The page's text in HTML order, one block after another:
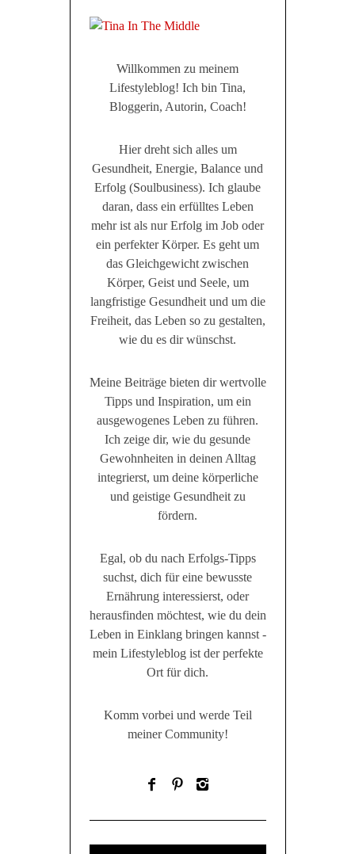
Willkommen zu meinem
Lifestyleblog! Ich bin Tina,
Bloggerin, Autorin, Coach!
Hier dreht sich alles um
Gesundheit, Energie, Balance und
Erfolg (Soulbusiness). Ich glaube
daran, dass ein erfülltes Leben
mehr ist als nur Erfolg im Job oder
ein perfekter Körper. Es geht um
das Gleichgewicht zwischen
Körper, Geist und Seele, um
langfristige Gesundheit und um die
Freiheit, das Leben so zu gestalten,
wie du es dir wünschst.
Meine Beiträge bieten dir wertvolle
Tipps und Inspiration, um ein
ausgewogenes Leben zu führen.
Ich zeige dir, wie du gesunde
Gewohnheiten in deinen Alltag
integrierst, um deine körperliche
und geistige Gesundheit zu
fördern.
Egal, ob du nach Erfolgs-Tipps
suchst, dich für eine bewusste
Ernährung interessierst, oder
herausfinden möchtest, wie du dein
Leben in Einklang bringen kannst -
mein Lifestyleblog ist der perfekte
Ort für dich.
Komm vorbei und werde Teil
meiner Community!